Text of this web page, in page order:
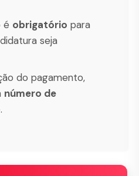
é obrigatório para
seja
do pagamento,
número de
.